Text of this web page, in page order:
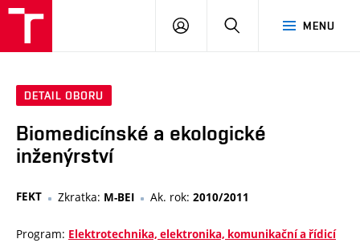
MENU
PŘIHLÁSIT
DETAIL OBORU
Biomedicínské a ekologické
inženýrství
FEKT Zkratka: M-BEI Ak. rok: 2010/2011
Program: Elektrotechnika, elektronika, komunikační a řídicí